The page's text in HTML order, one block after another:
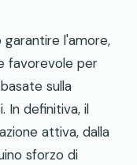
garantire l'amore,
favorevole per
sulla
In definitiva, il
attiva, dalla
sforzo di